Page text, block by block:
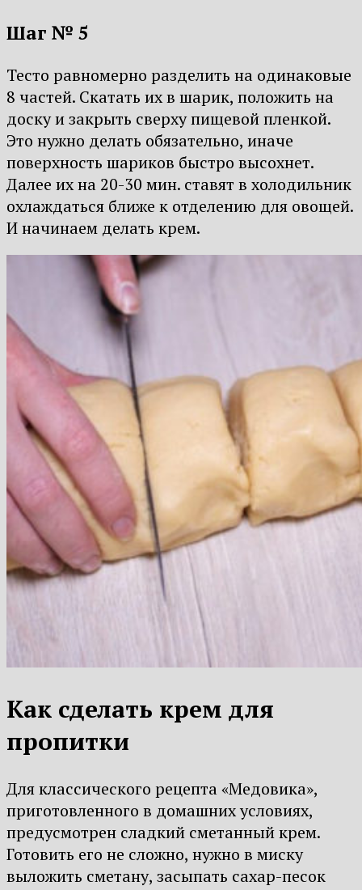
Шаг № 5
Тесто равномерно разделить на одинаковые
8 частей. Скатать их в шарик, положить на
доску и закрыть сверху пищевой пленкой.
Это нужно делать обязательно, иначе
поверхность шариков быстро высохнет.
Далее их на 20-30 мин. ставят в холодильник
охлаждаться ближе к отделению для овощей.
И начинаем делать крем.
Как сделать крем для
пропитки
Для классического рецепта «Медовика»,
приготовленного в домашних условиях,
предусмотрен сладкий сметанный крем.
Готовить его не сложно, нужно в миску
выложить сметану, засыпать сахар-песок